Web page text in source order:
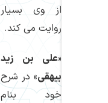
از وی بسیار
روایت می كند.
«علی بن زید
بیهقی» در شرح
خود بنام